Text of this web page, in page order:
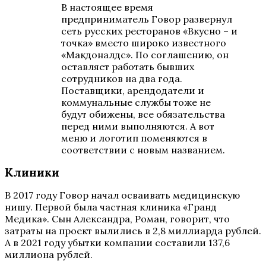
В настоящее время
предприниматель Говор развернул
сеть русских ресторанов «Вкусно – и
точка» вместо широко известного
«Макдоналдс». По соглашению, он
оставляет работать бывших
сотрудников на два года.
Поставщики, арендодатели и
коммунальные службы тоже не
будут обижены, все обязательства
перед ними выполняются. А вот
меню и логотип поменяются в
соответствии с новым названием.
Клиники
В 2017 году Говор начал осваивать медицинскую
нишу. Первой была частная клиника «Гранд
Медика». Сын Александра, Роман, говорит, что
затраты на проект вылились в 2,8 миллиарда рублей.
А в 2021 году убытки компании составили 137,6
миллиона рублей.